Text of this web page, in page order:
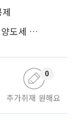
장특공제 축소·거주공제 10억원 상한 검토…양도세 실거주 중심 개편
추가취재 원해요
0